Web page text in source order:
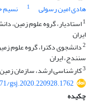
هادی امین رسولی
1 نسیم
1استادیار، گروه علوم زمین،
ایران
2دانشجوی دکترا، گروه علوم
سنندج، ایران
3کارشناسی ارشد، سازمان
gsj.2020.220928.1762
چکیده